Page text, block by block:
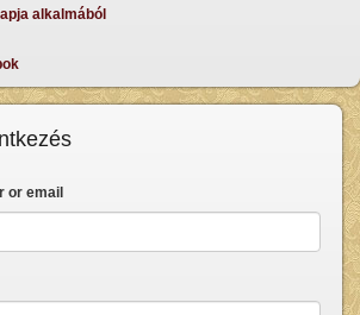
alkalmából
or email